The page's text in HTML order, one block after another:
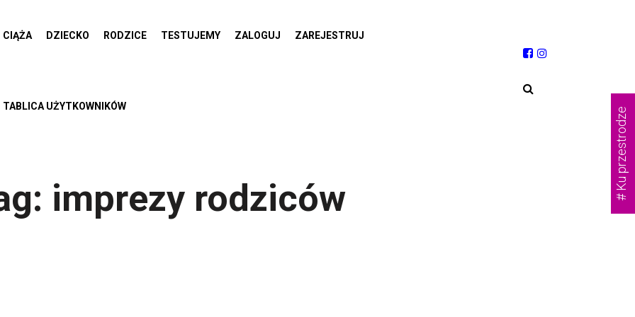
CIĄŻA DZIECKO RODZICE TESTUJEMY ZALOGUJ ZAREJESTRUJ
TABLICA UŻYTKOWNIKÓW
imprezy rodziców # Ku przestrodze